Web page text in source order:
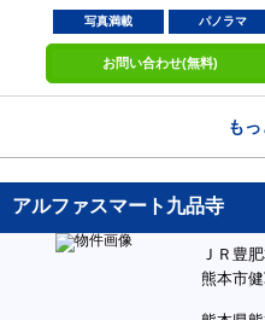
写真満載 パノラマ
お問い合わせ(無料)
も
アルファスマート九品寺
ＪＲ豊
熊本市